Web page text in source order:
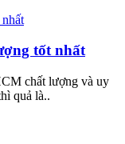
tốt nhất
chất lượng và uy
quả là..